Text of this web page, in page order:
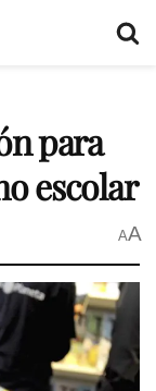
para
escolar
AA